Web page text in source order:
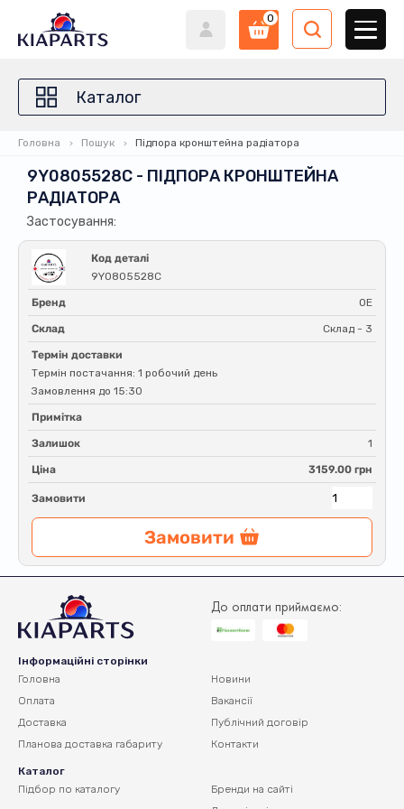
0
Каталог
Головна Пошук Підпора кронштейна радіатора
9Y0805528C - ПІДПОРА КРОНШТЕЙНА
РАДІАТОРА
Застосування:
Код деталі
9Y0805528C
Бренд OE
Склад Склад - 3
Термін доставки
Термін постачання: 1 робочий день
Замовлення до 15:30
Примітка
Залишок 1
Ціна 3159.00 грн
Замовити
Замовити
До оплати приймаємо:
Інформаційні сторінки
Головна
Оплата
Доставка
Планова доставка габариту
Новини
Вакансії
Публічний договір
Контакти
Каталог
Підбор по каталогу
Бренди на сайті